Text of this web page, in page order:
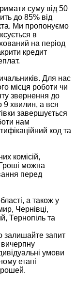
суму від 50
до 85% від
Ми пропонуємо
в
на період
кредит
Для нас
місця роботи чи
звернення до
9 хвилин, а вся
завершується
нам
код та
комісій,
можна
перед
а також у
Чернівці,
Тернопіль та
залишайте запит
вичерпну
умови
етапі